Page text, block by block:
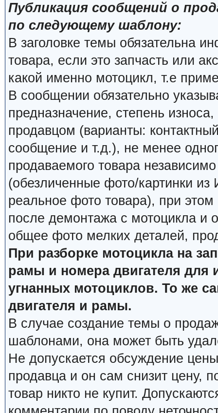
Публикация сообщений о
по следующему шаблону:
В заголовке темы обязательна
товара, если это запчасть или
какой именно мотоцикл, т.е
В сообщении обязательно
предназначение, степень
продавцом (варианты:
сообщение и т.д.), не менее
продаваемого товара
(обезличенные фото/картинки из
реальное фото товара), при
после демонтажа с мотоцикла и
общее фото мелких деталей,
При разборке мотоцикла на
рамы и номера двигателя для
угнанных мотоциклов. То же
двигателя и рамы.
В случае создание темы о
шаблонами, она может быть
Не допускается обсуждение
продавца и он сам снизит цену,
товар никто не купит.